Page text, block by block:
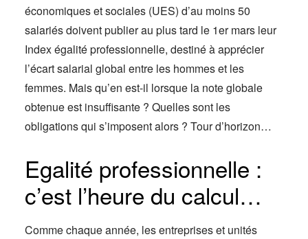
économiques et sociales (UES) d’au moins 50
salariés doivent publier au plus tard le 1er mars leur
Index égalité professionnelle, destiné à apprécier
l’écart salarial global entre les hommes et les
femmes. Mais qu’en est-il lorsque la note globale
obtenue est insuffisante ? Quelles sont les
obligations qui s’imposent alors ? Tour d’horizon…
Egalité professionnelle :
c’est l’heure du calcul…
Comme chaque année, les entreprises et unités